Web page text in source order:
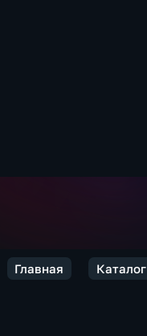
Главная Каталог